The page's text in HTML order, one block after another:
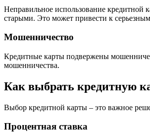
Неправильное использование кредитной
старыми. Это может привести к
Мошенничество
Кредитные карты подвержены
мошенничества.
Как выбрать кредитную
Выбор кредитной карты – это важное
Процентная ставка